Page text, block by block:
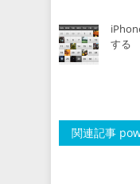
する
関連記事